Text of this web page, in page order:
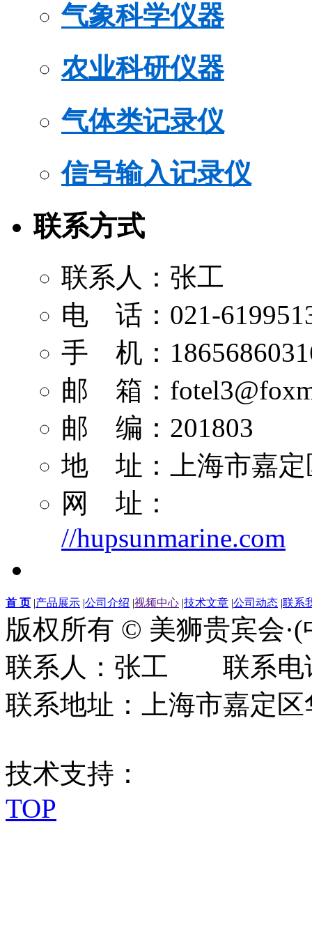
气象科学仪器
农业科研仪器
气体类记录仪
信号输入记录仪
联系方式
联系人：张工
电 话：021-
手 机：
邮 箱：
邮 编：201803
地 址：上海市嘉定
网 址：
//hupsunmarine.com
首 页 |产品展示 |公司介绍 |视频中心 |技术文章 |公司动态 |联系
版权所有 © 美狮贵宾会
联系人：张工 联系电
联系地址：上海市嘉定
技术支持：
TOP